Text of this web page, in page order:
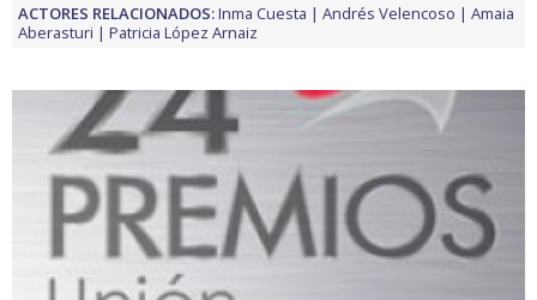
ACTORES RELACIONADOS:Inma Cuesta Andrés Velencoso
Amaia
Aberasturi
Patricia López Arnaiz